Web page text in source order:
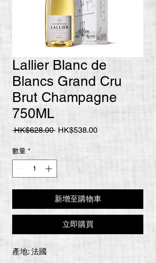
Lallier Blanc de
Blancs Grand Cru
Brut Champagne
750ML
HK$628.00 一
格
HK$538.00促
數量 *
新增至購物車
立即購買
產地: 法國